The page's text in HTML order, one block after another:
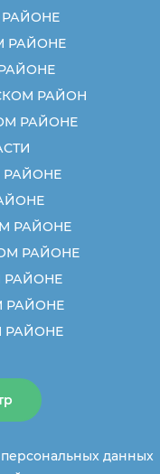
РАЙОНЕ
РАЙОН
РАЙОНЕ
РАЙОНЕ
РАЙОНЕ
РАЙОНЕ
РАЙОНЕ
РАЙОНЕ
данных